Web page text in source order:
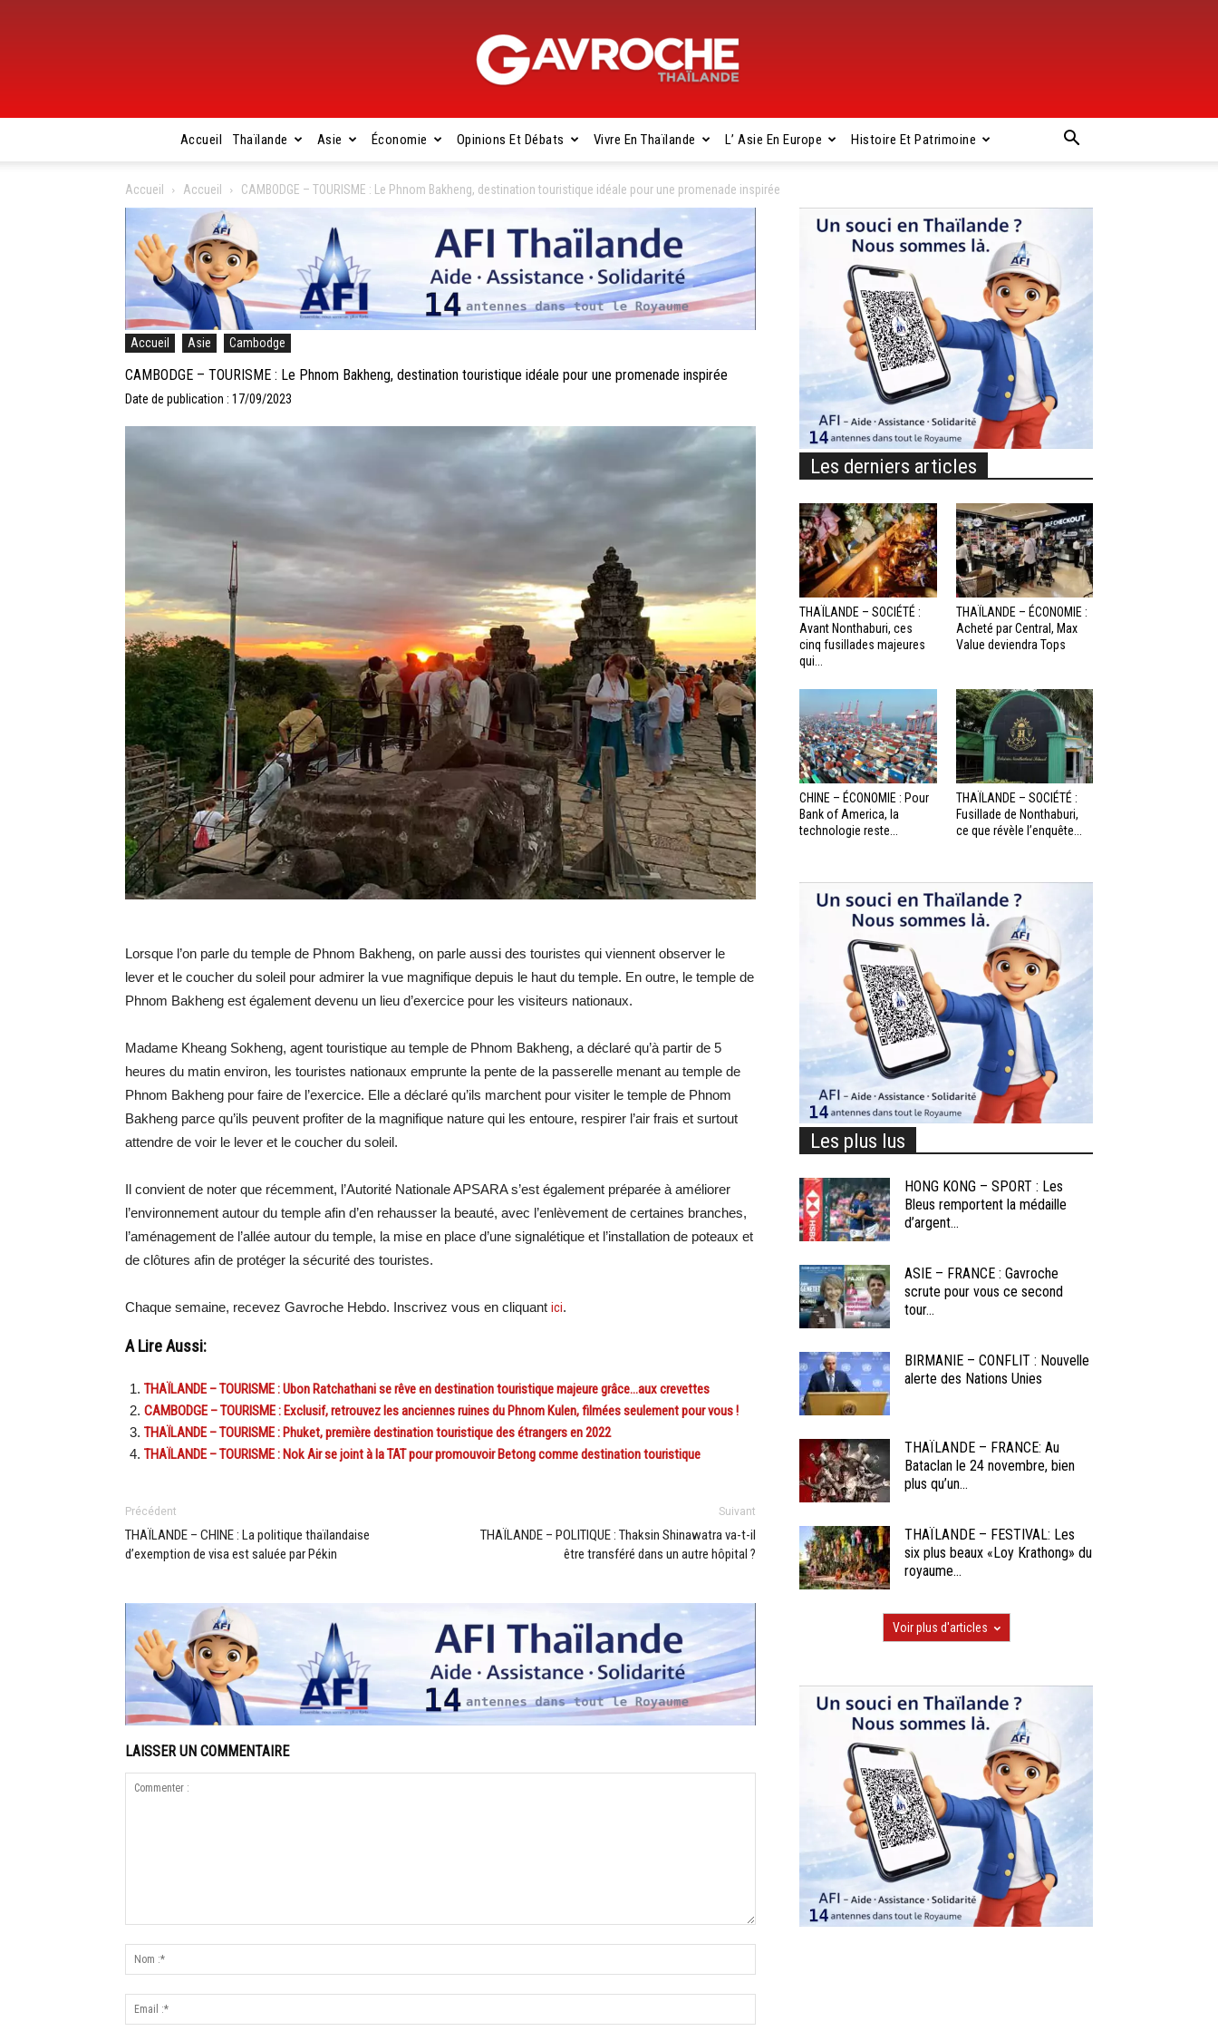
Gavroche
Thaïlande
Accueil Thaïlande Asie Économie Opinions Et Débats Vivre En Thaïlande L’ Asie En Europe Histoire Et Patrimoine
Accueil Accueil CAMBODGE – TOURISME : Le Phnom Bakheng, destination touristique idéale pour une promenade inspirée
Accueil Asie Cambodge
CAMBODGE – TOURISME : Le Phnom Bakheng, destination touristique idéale pour une promenade inspirée
Date de publication : 17/09/2023
Lorsque l’on parle du temple de Phnom Bakheng, on parle aussi des touristes qui viennent observer le
lever et le coucher du soleil pour admirer la vue magnifique depuis le haut du temple. En outre, le temple de
Phnom Bakheng est également devenu un lieu d’exercice pour les visiteurs nationaux.
Madame Kheang Sokheng, agent touristique au temple de Phnom Bakheng, a déclaré qu’à partir de 5
heures du matin environ, les touristes nationaux emprunte la pente de la passerelle menant au temple de
Phnom Bakheng pour faire de l’exercice. Elle a déclaré qu’ils marchent pour visiter le temple de Phnom
Bakheng parce qu’ils peuvent profiter de la magnifique nature qui les entoure, respirer l’air frais et surtout
attendre de voir le lever et le coucher du soleil.
Il convient de noter que récemment, l’Autorité Nationale APSARA s’est également préparée à améliorer
l’environnement autour du temple afin d’en rehausser la beauté, avec l’enlèvement de certaines branches,
l’aménagement de l’allée autour du temple, la mise en place d’une signalétique et l’installation de poteaux et
de clôtures afin de protéger la sécurité des touristes.
Chaque semaine, recevez Gavroche Hebdo. Inscrivez vous en cliquant ici.
A Lire Aussi:
THAÏLANDE – TOURISME : Ubon Ratchathani se rêve en destination touristique majeure grâce…aux crevettes
CAMBODGE – TOURISME : Exclusif, retrouvez les anciennes ruines du Phnom Kulen, filmées seulement pour vous !
THAÏLANDE – TOURISME : Phuket, première destination touristique des étrangers en 2022
THAÏLANDE – TOURISME : Nok Air se joint à la TAT pour promouvoir Betong comme destination touristique
Précédent
THAÏLANDE – CHINE : La politique thaïlandaise
d’exemption de visa est saluée par Pékin
Suivant
THAÏLANDE – POLITIQUE : Thaksin Shinawatra va-t-il
être transféré dans un autre hôpital ?
LAISSER UN COMMENTAIRE
Les derniers articles
THAÏLANDE – SOCIÉTÉ :
Avant Nonthaburi, ces
cinq fusillades majeures
qui...
THAÏLANDE – ÉCONOMIE :
Acheté par Central, Max
Value deviendra Tops
CHINE – ÉCONOMIE : Pour
Bank of America, la
technologie reste...
THAÏLANDE – SOCIÉTÉ :
Fusillade de Nonthaburi,
ce que révèle l’enquête...
Les plus lus
HONG KONG – SPORT : Les
Bleus remportent la médaille
d’argent...
ASIE – FRANCE : Gavroche
scrute pour vous ce second
tour...
BIRMANIE – CONFLIT : Nouvelle
alerte des Nations Unies
THAÏLANDE – FRANCE: Au
Bataclan le 24 novembre, bien
plus qu’un...
THAÏLANDE – FESTIVAL: Les
six plus beaux «Loy Krathong» du
royaume...
Voir plus d'articles